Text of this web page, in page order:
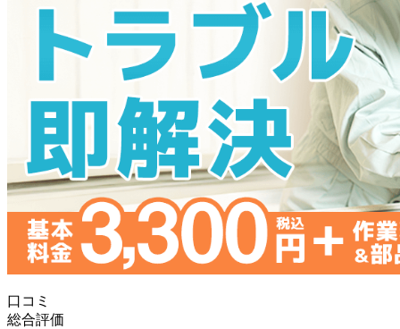
口コミ
総合評価